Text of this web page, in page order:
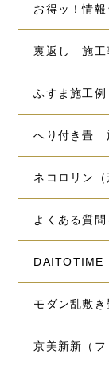
お得ッ！情報
裏返し 施工
ふすま施工例
へり付き畳
ネコロリン（
よくある質
モダン乱敷き
京美新新（フ